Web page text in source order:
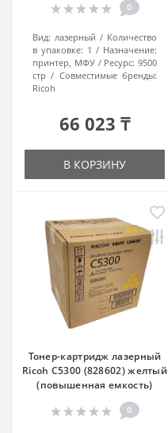
0
Вид: лазерный
Количество
в упаковке: 1
Назначение:
принтер, МФУ
Ресурс: 9500
стр
Совместимые бренды:
Ricoh
66 023 ₸
В КОРЗИНУ
Тонер-картридж лазерный
Ricoh С5300 (828602) желтый
(повышенная емкость)
0